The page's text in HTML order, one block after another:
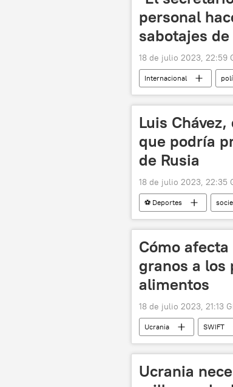
personal
sabotajes
18 de julio 2023, 22:59
Internacional
ONU
📰 El
Luis
que podría
de Rusia
18 de julio 2023, 22:35
⚽ Deportes
Cómo
granos a los
alimentos
18 de julio 2023, 21:13
Ucrania SWIFT
📰 El acuerdo alimentario
Ucrania